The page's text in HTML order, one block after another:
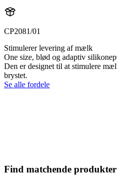
CP2081/01
Stimulerer levering af mælk
One size, blød og adaptiv
Den er designet til at stimulere
brystet.
Se alle fordele
Find matchende